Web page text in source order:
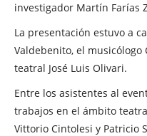
investigador Martín Farías
La presentación estuvo a
Valdebenito, el
teatral José Luis Olivari.
Entre los asistentes al
trabajos en el ámbito
Vittorio Cintolesi y Patricio